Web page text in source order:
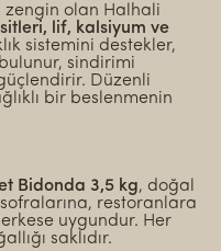
zengin olan Halhali
lif, kalsiyum ve
sistemini destekler,
sindirimi
güçlendirir. Düzenli
bir beslenmenin
Bidonda 3,5 kg, doğal
sofralarına, restoranlara
uygundur. Her
saklıdır.